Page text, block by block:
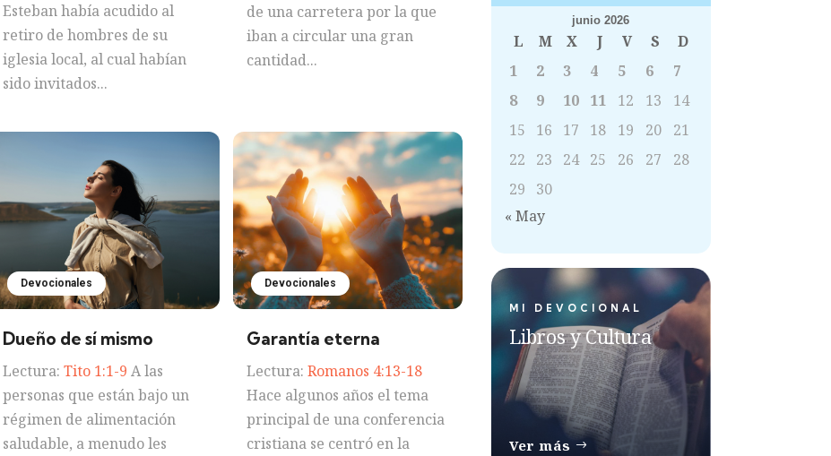
Esteban había acudido al
retiro de hombres de su
iglesia local, al cual habían
sido invitados...
de una carretera por la que
iban a circular una gran
cantidad...
Devocionales
Dueño de sí mismo
Lectura:Tito 1:1-9 A las
personas que están bajo un
régimen de alimentación
saludable, a menudo les
Devocionales
Garantía eterna
Lectura: Romanos 4:13-18
Hace algunos años el tema
principal de una conferencia
cristiana se centró en la
junio 2026
L M X J V S
D
1
2 3 4 5 6
7
8
9 10 11 12 13
14
15
16 17 18 19 20
21
22
23 24 25 26 27
28
29
30
« May
MI DEVOCIONAL
Libros y Cultura
Ver más